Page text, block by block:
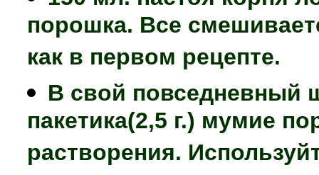
порошка. Все
как в первом рецепте.
В свой повседневный
пакетика(2,5 г.) мумие
растворения.